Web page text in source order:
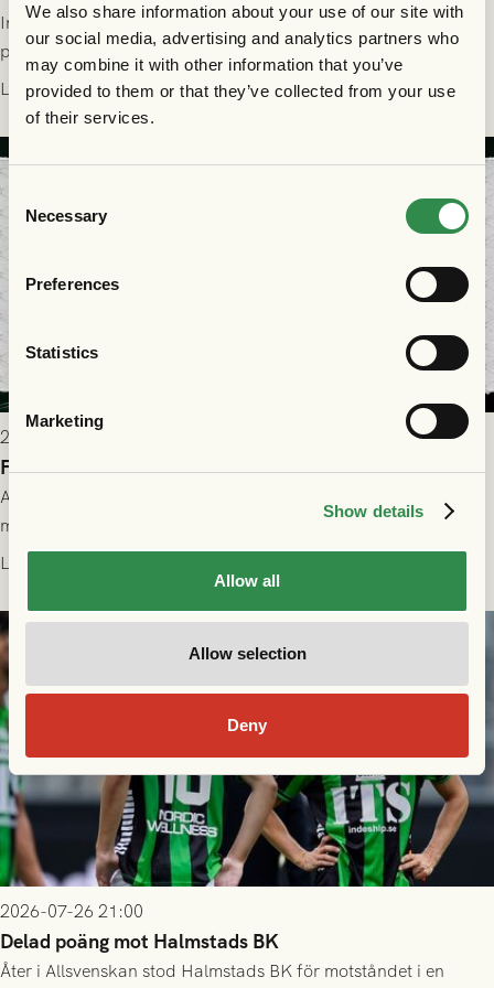
We also share information about your use of our site with
our social media, advertising and analytics partners who
may combine it with other information that you’ve
provided to them or that they’ve collected from your use
of their services.
Selection
Necessary
Preferences
Statistics
Marketing
Show details
Allow all
Allow selection
Deny
Information för dig som ska se FC Nordsjælland - GAIS på
plats på Right to Dream Park torsdagen den 30/7 kl. 19.00.
Läs mer
2026-07-28 17:36
FC Nordsjælland borta: Biljettuthämtning
All information om hur du byter ditt värdebevis mot
matchbiljett på plats i Danmark, samt vad som gäller för dig
som står på reservlista eller fått förhinder.
Läs mer
2026-07-26 21:00
Delad poäng mot Halmstads BK
Åter i Allsvenskan stod Halmstads BK för motståndet i en